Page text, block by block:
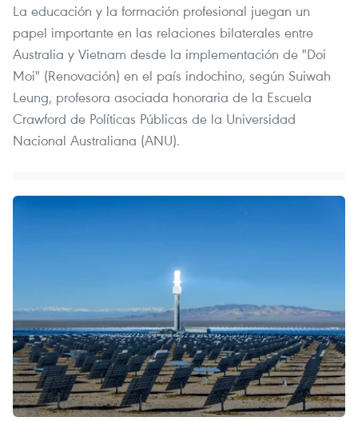
La educación y la formación profesional juegan un
papel importante en las relaciones bilaterales entre
Australia y Vietnam desde la implementación de "Doi
Moi" (Renovación) en el país indochino, según Suiwah
Leung, profesora asociada honoraria de la Escuela
Crawford de Políticas Públicas de la Universidad
Nacional Australiana (ANU).